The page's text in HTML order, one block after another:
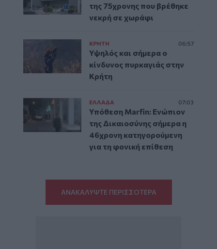
της 75χρονης που βρέθηκε
νεκρή σε χωράφι
ΚΡΗΤΗ 06:57
Υψηλός και σήμερα ο
κίνδυνος πυρκαγιάς στην
Κρήτη
ΕΛΛAΔΑ 07:03
Υπόθεση Marfin: Ενώπιον
της Δικαιοσύνης σήμερα η
46χρονη κατηγορούμενη
για τη φονική επίθεση
ΑΝΑΚΑΛΥΨΤΕ ΠΕΡΙΣΣΟΤΕΡΑ